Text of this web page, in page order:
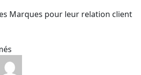
Marques pour leur relation client
Les
nouveaux